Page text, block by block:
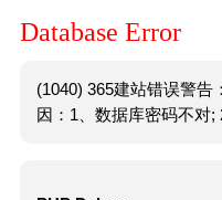
Database Error
(1040) 365建站错误警告
因：1、数据库密码不对;